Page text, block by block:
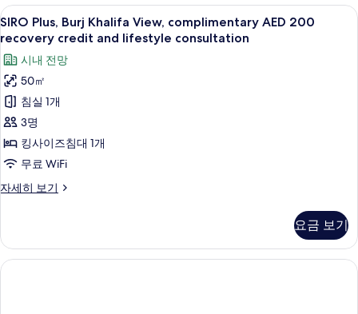
히
보
기
SIRO
Plus,
Burj
Khalifa
View,
complimentary
AED
200
recovery
and
사
진
고급 침구, 템퍼페딕 침대, 미니바, 객실
8
SIRO Plus, Burj Khalifa View, complimentary AED 200
recovery credit and lifestyle consultation
시내 전망
50㎡
침실 1개
3명
킹사이즈침대 1개
무료 WiFi
자세히 보기
SIRO
View,
complimentary
AED
요금 보기